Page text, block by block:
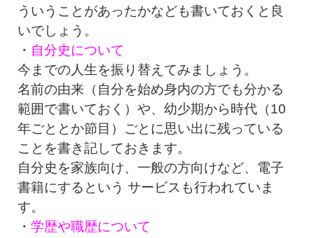
ういうことがあったかなども書いておくと良
いでしょう。
・ 自分史について
今までの人生を振り替えてみましょう。
名前の由来（自分を始め身内の方でも分かる
範囲で書いておく）や、幼少期から時代（10
年ごととか節目）ごとに思い出に残っている
ことを書き記しておきます。
自分史を家族向け、一般の方向けなど、電子
書籍にするという サービスも行われていま
す。
・ 学歴や職歴について